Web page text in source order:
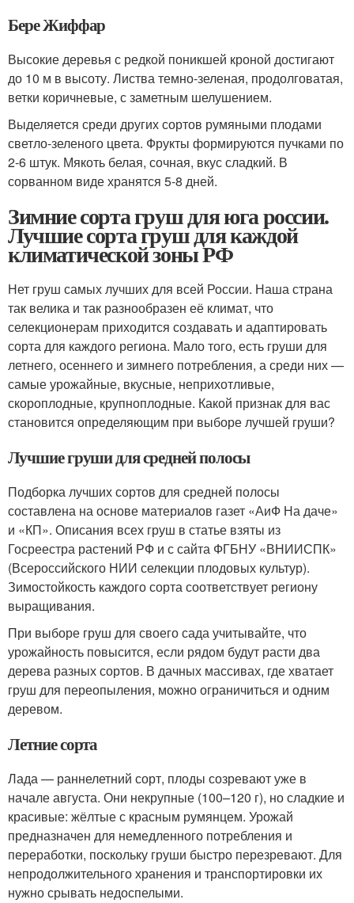
Бере Жиффар
Высокие деревья с редкой поникшей кроной достигают
до 10 м в высоту. Листва темно-зеленая, продолговатая,
ветки коричневые, с заметным шелушением.
Выделяется среди других сортов румяными плодами
светло-зеленого цвета. Фрукты формируются пучками по
2-6 штук. Мякоть белая, сочная, вкус сладкий. В
сорванном виде хранятся 5-8 дней.
Зимние сорта груш для юга россии.
Лучшие сорта груш для каждой
климатической зоны РФ
Нет груш самых лучших для всей России. Наша страна
так велика и так разнообразен её климат, что
селекционерам приходится создавать и адаптировать
сорта для каждого региона. Мало того, есть груши для
летнего, осеннего и зимнего потребления, а среди них —
самые урожайные, вкусные, неприхотливые,
скороплодные, крупноплодные. Какой признак для вас
становится определяющим при выборе лучшей груши?
Лучшие груши для средней полосы
Подборка лучших сортов для средней полосы
составлена на основе материалов газет «АиФ На даче»
и «КП». Описания всех груш в статье взяты из
Госреестра растений РФ и с сайта ФГБНУ «ВНИИСПК»
(Всероссийского НИИ селекции плодовых культур).
Зимостойкость каждого сорта соответствует региону
выращивания.
При выборе груш для своего сада учитывайте, что
урожайность повысится, если рядом будут расти два
дерева разных сортов. В дачных массивах, где хватает
груш для переопыления, можно ограничиться и одним
деревом.
Летние сорта
Лада — раннелетний сорт, плоды созревают уже в
начале августа. Они некрупные (100–120 г), но сладкие и
красивые: жёлтые с красным румянцем. Урожай
предназначен для немедленного потребления и
переработки, поскольку груши быстро перезревают. Для
непродолжительного хранения и транспортировки их
нужно срывать недоспелыми.